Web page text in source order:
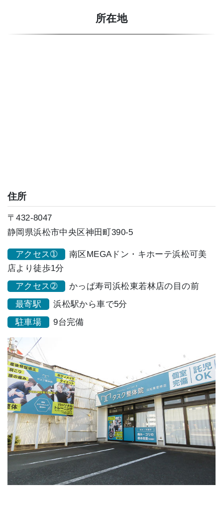
所在地
住所
〒432-8047
静岡県浜松市中央区神田町390-5
アクセス➀
南区MEGAドン・キホーテ浜松可美
店より徒歩1分
アクセス➁
かっぱ寿司浜松東若林店の目の前
最寄駅
浜松駅から車で5分
駐車場
9台完備